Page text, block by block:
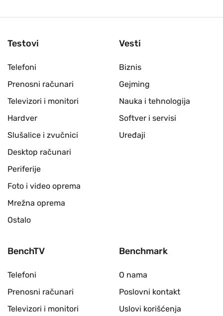
Testovi
Telefoni
Prenosni računari
Televizori i monitori
Hardver
Slušalice i zvučnici
Desktop računari
Periferije
Foto i video oprema
Mrežna oprema
Ostalo
Vesti
Biznis
Gejming
Nauka i tehnologija
Softver i servisi
Uređaji
BenchTV
Telefoni
Prenosni računari
Televizori i monitori
Benchmark
O nama
Poslovni kontakt
Uslovi korišćenja